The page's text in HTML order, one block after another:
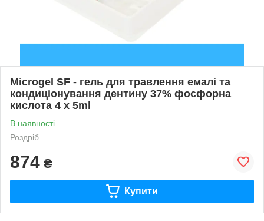
Microgel SF - гель для травлення емалі та
кондиціонування дентину 37% фосфорна
кислота 4 x 5ml
В наявності
Роздріб
874 ₴
Купити